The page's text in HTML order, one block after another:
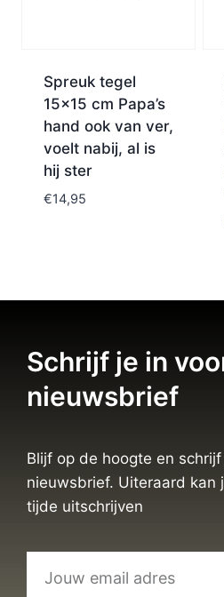
Spreuk tegel
15×15 cm Papa’s
hand ook van ver,
voelt nabij, al is
hij ster
€14,95
Schrijf je in
nieuwsbrief
Blijf op de hoogte en
nieuwsbrief. Uiteraard kan
tijde uitschrijven